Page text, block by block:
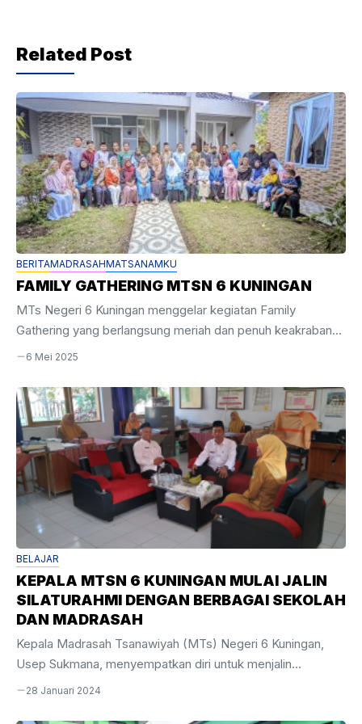
o
k
Related Post
BERITAMADRASAHMATSANAMKU
FAMILY GATHERING MTSN 6 KUNINGAN
MTs Negeri 6 Kuningan menggelar kegiatan Family
Gathering yang berlangsung meriah dan penuh keakraban
pada Minggu, 4 Mei 2025. Acara ini diselenggarakan di
keluarga besar MTs Negeri 6 Kuningan beserta keluarga
masing-masing.
6 Mei 2025
BELAJAR
KEPALA MTSN 6 KUNINGAN MULAI JALIN
SILATURAHMI DENGAN BERBAGAI SEKOLAH
DAN MADRASAH
Kepala Madrasah Tsanawiyah (MTs) Negeri 6 Kuningan,
Usep Sukmana, menyempatkan diri untuk menjalin
silaturahmi dengan Sekolah Dasar/Madrasah Ibtidaiyah
28 Januari 2024